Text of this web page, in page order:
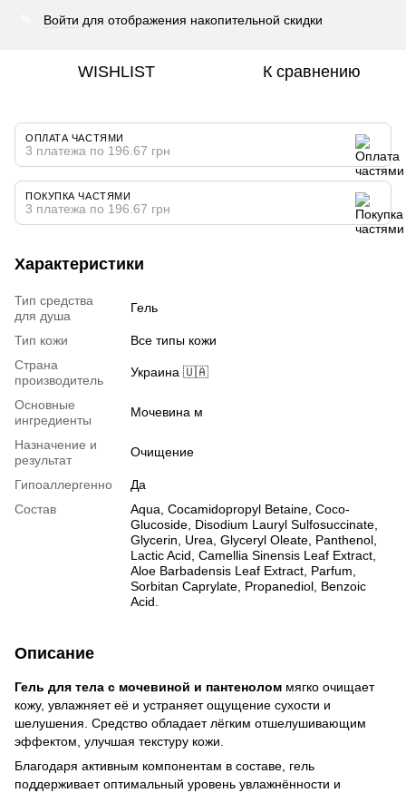
Войти для отображения накопительной скидки
WISHLIST К сравнению
ОПЛАТА ЧАСТЯМИ
3 платежа по 196.67 грн
ПОКУПКА ЧАСТЯМИ
3 платежа по 196.67 грн
Характеристики
Тип средства
для душа
Гель
Тип кожи
Все типы кожи
Страна
производитель
Украина 🇺🇦
Основные
ингредиенты
Мочевина м
Назначение и
результат
Очищение
Гипоаллергенно
Да
Состав
Aqua, Cocamidopropyl Betaine, Coco-
Glucoside, Disodium Lauryl Sulfosuccinate,
Glycerin, Urea, Glyceryl Oleate, Panthenol,
Lactic Acid, Camellia Sinensis Leaf Extract,
Aloe Barbadensis Leaf Extract, Parfum,
Sorbitan Caprylate, Propanediol, Benzoic
Acid.
Описание
Гель для тела с мочевиной и пантенолом мягко очищает
кожу, увлажняет её и устраняет ощущение сухости и
шелушения. Средство обладает лёгким отшелушивающим
эффектом, улучшая текстуру кожи.
Благодаря активным компонентам в составе, гель
поддерживает оптимальный уровень увлажнённости и